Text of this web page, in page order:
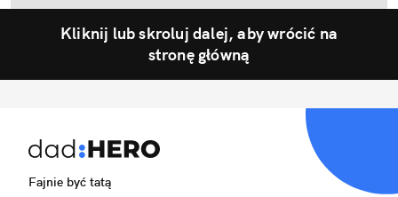
Kliknij lub skroluj dalej, aby wrócić na
stronę główną
Fajnie być tatą